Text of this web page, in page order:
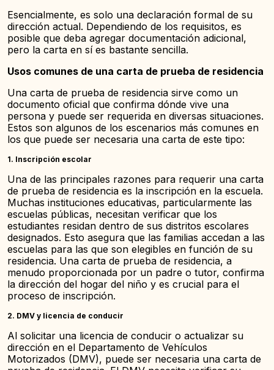
Esencialmente, es solo una declaración formal de su
dirección actual. Dependiendo de los requisitos, es
posible que deba agregar documentación adicional,
pero la carta en sí es bastante sencilla.
Usos comunes de una carta de prueba de residencia
Una carta de prueba de residencia sirve como un
documento oficial que confirma dónde vive una
persona y puede ser requerida en diversas situaciones.
Estos son algunos de los escenarios más comunes en
los que puede ser necesaria una carta de este tipo:
1. Inscripción escolar
Una de las principales razones para requerir una carta
de prueba de residencia es la inscripción en la escuela.
Muchas instituciones educativas, particularmente las
escuelas públicas, necesitan verificar que los
estudiantes residan dentro de sus distritos escolares
designados. Esto asegura que las familias accedan a las
escuelas para las que son elegibles en función de su
residencia. Una carta de prueba de residencia, a
menudo proporcionada por un padre o tutor, confirma
la dirección del hogar del niño y es crucial para el
proceso de inscripción.
2. DMV y licencia de conducir
Al solicitar una licencia de conducir o actualizar su
dirección en el Departamento de Vehículos
Motorizados (DMV), puede ser necesaria una carta de